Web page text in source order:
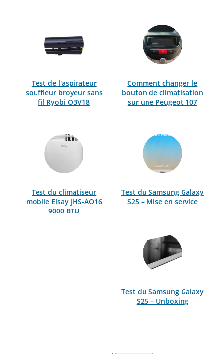
Test de l'aspirateur
souffleur broyeur sans
fil Ryobi OBV18
Comment changer le
bouton de climatisation
sur une Peugeot 107
Test du climatiseur
mobile Elsay JHS-AO16
9000 BTU
Test du Samsung Galaxy
S25 – Mise en service
Test du Samsung Galaxy
S25 – Unboxing